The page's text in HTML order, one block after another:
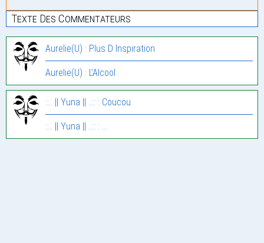
Texte Des Commentateurs
Aurelie(U) : Plus D Inspiration
Aurelie(U) : L’Alcool
::.. || Yuna || ..:: : Coucou
::.. || Yuna || ..:: : …